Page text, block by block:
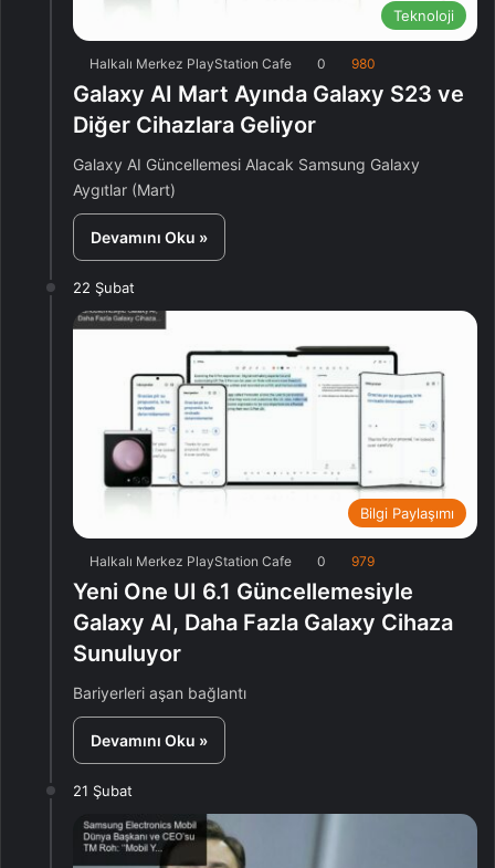
Teknoloji
Halkalı Merkez PlayStation Cafe 0 980
Galaxy AI Mart Ayında Galaxy S23 ve
Diğer Cihazlara Geliyor
Galaxy AI Güncellemesi Alacak Samsung Galaxy
Aygıtlar (Mart)
Devamını Oku »
22 Şubat
Bilgi Paylaşımı
Halkalı Merkez PlayStation Cafe 0 979
Yeni One UI 6.1 Güncellemesiyle
Galaxy AI, Daha Fazla Galaxy Cihaza
Sunuluyor
Bariyerleri aşan bağlantı
Devamını Oku »
21 Şubat